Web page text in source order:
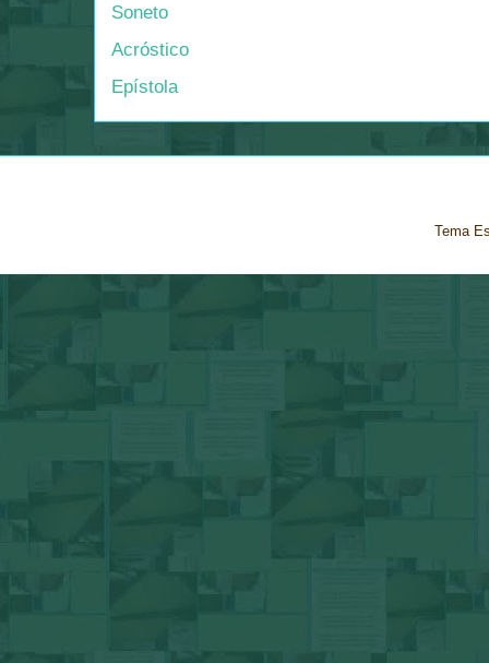
Soneto
Acróstico
Epístola
Tema